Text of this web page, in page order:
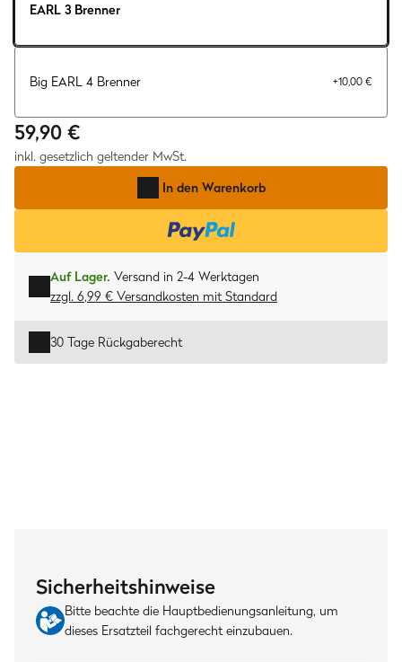
EARL 3 Brenner
Big EARL 4 Brenner +10,00 €
59,90 €
inkl. gesetzlich geltender MwSt.
In den Warenkorb
Auf Lager. Versand in 2-4 Werktagen
zzgl. 6,99 € Versandkosten mit Standard
30 Tage Rückgaberecht
Sicherheitshinweise
Bitte beachte die Hauptbedienungsanleitung, um
dieses Ersatzteil fachgerecht einzubauen.